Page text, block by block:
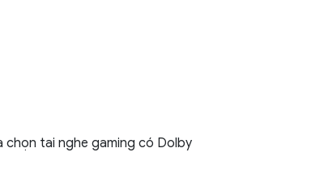
tai nghe gaming có Dolby